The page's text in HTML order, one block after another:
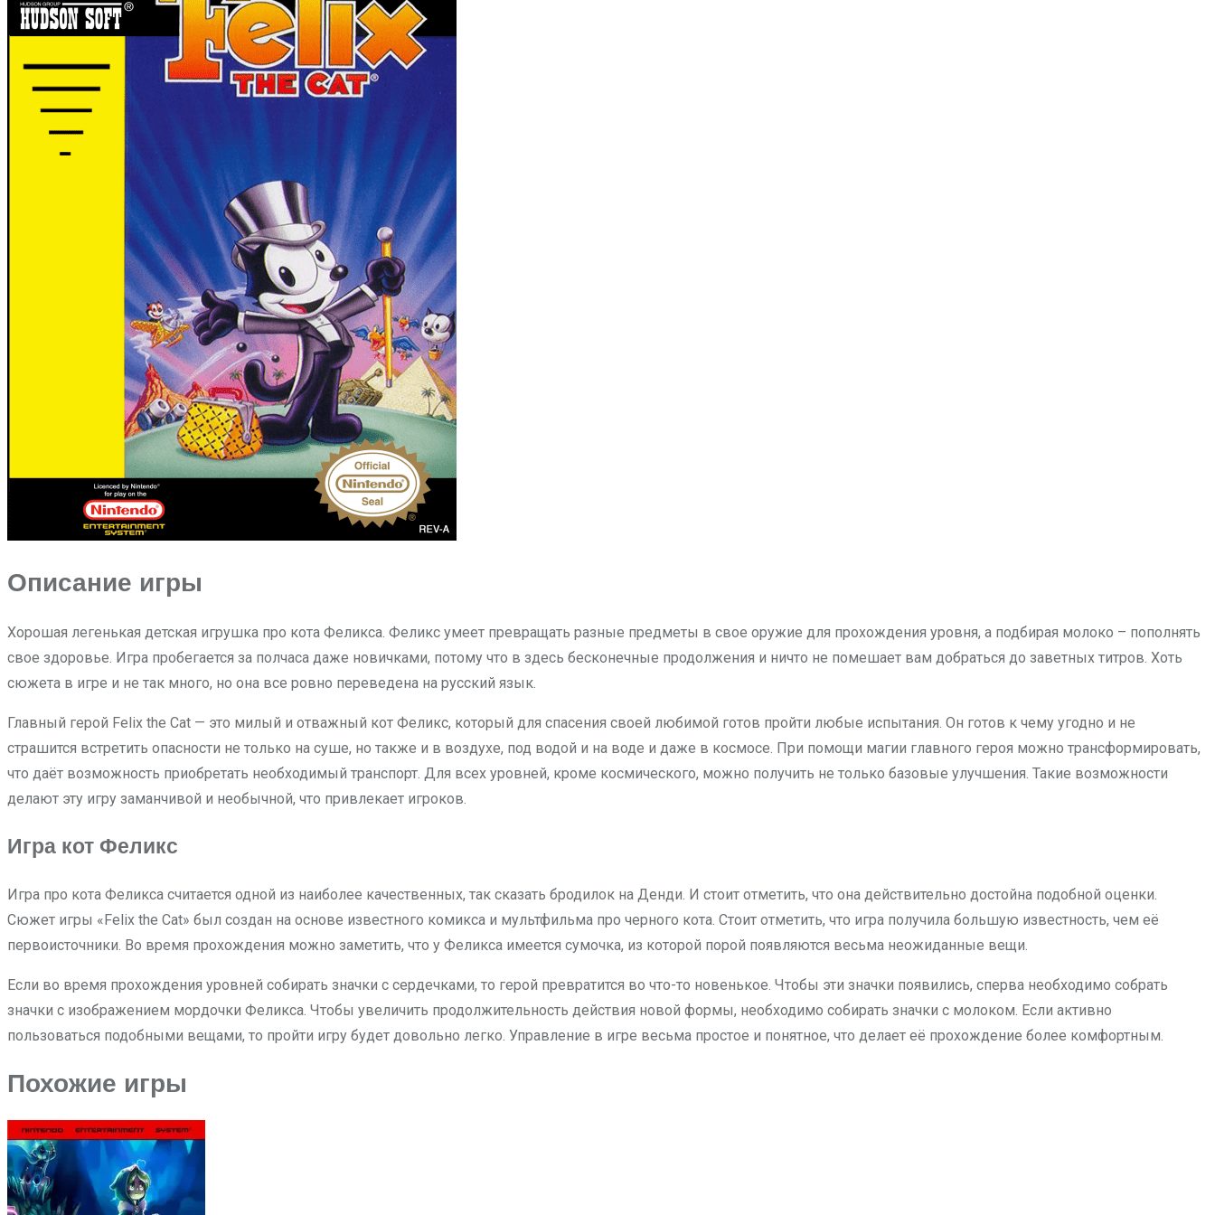
Описание игры
Хорошая легенькая детская игрушка про кота Феликса. Феликс умеет превращать разные предметы в свое оружие для прохождения уровня, а подбирая молоко – пополнять
свое здоровье. Игра пробегается за полчаса даже новичками, потому что в здесь бесконечные продолжения и ничто не помешает вам добраться до заветных титров. Хоть
сюжета в игре и не так много, но она все ровно переведена на русский язык.
Главный герой Felix the Cat — это милый и отважный кот Феликс, который для спасения своей любимой готов пройти любые испытания. Он готов к чему угодно и не
страшится встретить опасности не только на суше, но также и в воздухе, под водой и на воде и даже в космосе. При помощи магии главного героя можно трансформировать,
что даёт возможность приобретать необходимый транспорт. Для всех уровней, кроме космического, можно получить не только базовые улучшения. Такие возможности
делают эту игру заманчивой и необычной, что привлекает игроков.
Игра кот Феликс
Игра про кота Феликса считается одной из наиболее качественных, так сказать бродилок на Денди. И стоит отметить, что она действительно достойна подобной оценки.
Сюжет игры «Felix the Cat» был создан на основе известного комикса и мультфильма про черного кота. Стоит отметить, что игра получила большую известность, чем её
первоисточники. Во время прохождения можно заметить, что у Феликса имеется сумочка, из которой порой появляются весьма неожиданные вещи.
Если во время прохождения уровней собирать значки с сердечками, то герой превратится во что-то новенькое. Чтобы эти значки появились, сперва необходимо собрать
значки с изображением мордочки Феликса. Чтобы увеличить продолжительность действия новой формы, необходимо собирать значки с молоком. Если активно
пользоваться подобными вещами, то пройти игру будет довольно легко. Управление в игре весьма простое и понятное, что делает её прохождение более комфортным.
Похожие игры